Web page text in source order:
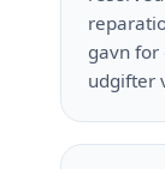
gavn
udgifter